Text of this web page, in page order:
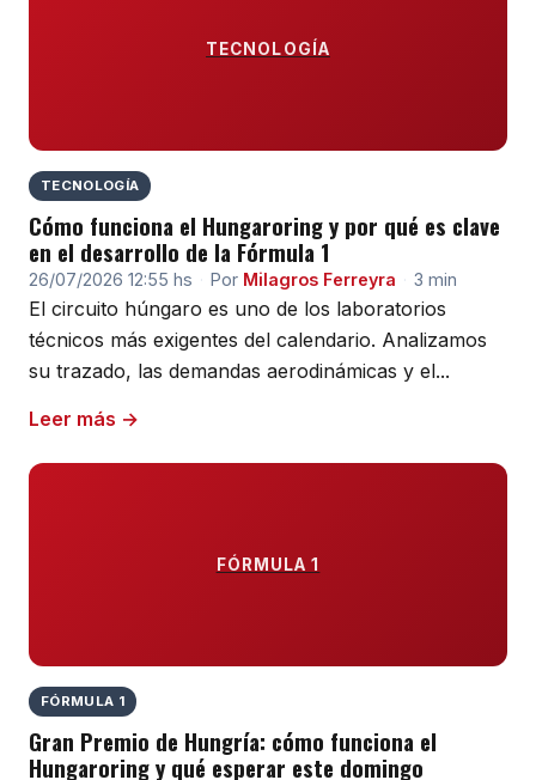
TECNOLOGÍA
TECNOLOGÍA
Cómo funciona el Hungaroring y por qué es clave
en el desarrollo de la Fórmula 1
26/07/2026 12:55 hs · Por Milagros Ferreyra · 3 min
El circuito húngaro es uno de los laboratorios
técnicos más exigentes del calendario. Analizamos
su trazado, las demandas aerodinámicas y el...
Leer más →
FÓRMULA 1
FÓRMULA 1
Gran Premio de Hungría: cómo funciona el
Hungaroring y qué esperar este domingo